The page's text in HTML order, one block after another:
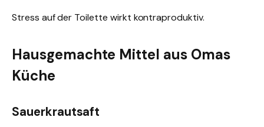
Stress auf der Toilette wirkt kontraproduktiv.
Hausgemachte Mittel aus Omas
Küche
Sauerkrautsaft